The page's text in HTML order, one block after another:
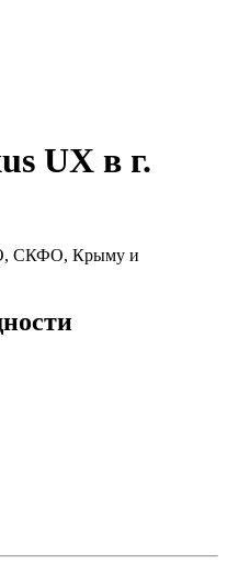
UX в г.
СКФО, Крыму и